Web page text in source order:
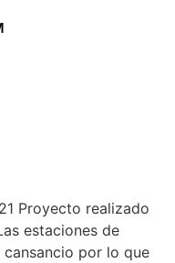
Proyecto realizado
estaciones de
por lo que